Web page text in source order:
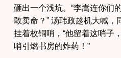
砸出一个浅坑。“李嵩连你们
敢卖命？” 汤玮政趁机大喊，
挂着枚铜哨，“他留着这哨子
哨引燃书房的炸药！”